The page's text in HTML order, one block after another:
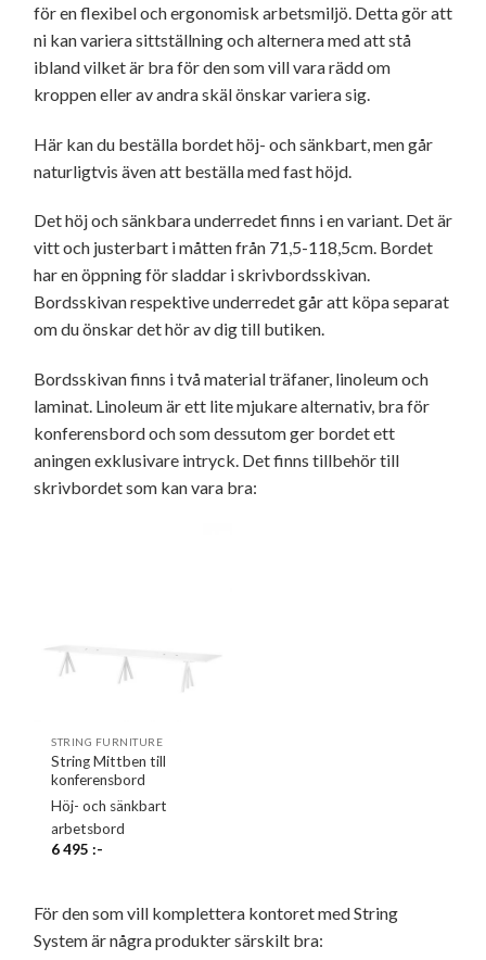
för en flexibel och ergonomisk arbetsmiljö. Detta gör att
ni kan variera sittställning och alternera med att stå
ibland vilket är bra för den som vill vara rädd om
kroppen eller av andra skäl önskar variera sig.
Här kan du beställa bordet höj- och sänkbart, men går
naturligtvis även att beställa med fast höjd.
Det höj och sänkbara underredet finns i en variant. Det är
vitt och justerbart i måtten från 71,5-118,5cm. Bordet
har en öppning för sladdar i skrivbordsskivan.
Bordsskivan respektive underredet går att köpa separat
om du önskar det hör av dig till butiken.
Bordsskivan finns i två material träfaner, linoleum och
laminat. Linoleum är ett lite mjukare alternativ, bra för
konferensbord och som dessutom ger bordet ett
aningen exklusivare intryck. Det finns tillbehör till
skrivbordet som kan vara bra:
STRING FURNITURE
String Mittben till
konferensbord
Höj- och sänkbart
arbetsbord
6 495:-
För den som vill komplettera kontoret med String
System är några produkter särskilt bra: